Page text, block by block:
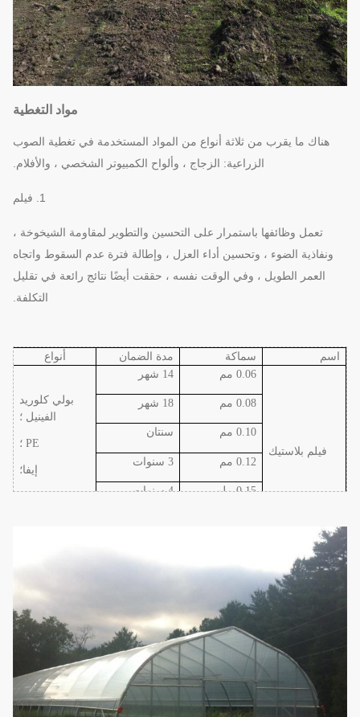
مواد التغطية
هناك ما يقرب من ثلاثة أنواع من المواد المستخدمة في تغطية الصوب
الزراعية: الزجاج ، وألواح الكمبيوتر الشخصي ، والأفلام.
1. فيلم
تعمل وظائفها باستمرار على التحسين والتطوير لمقاومة الشيخوخة ،
ونفاذية الضوء ، وتحسين أداء العزل ، وإطالة فترة عدم السقوط واتجاه
العمر الطويل ، وفي الوقت نفسه ، حققت أيضًا نتائج رائعة في تقليل
التكلفة.
اسم سماكة مدة الضمان أنواع
فيلم بلاستيك
0.06 مم 14 شهر
بولي كلوريد
الفينيل ؛
PE ؛
إيفا؛
0.08 مم 18 شهر
0.10 مم سنتان
0.12 مم 3 سنوات
0.15 ملم 4 سنوات